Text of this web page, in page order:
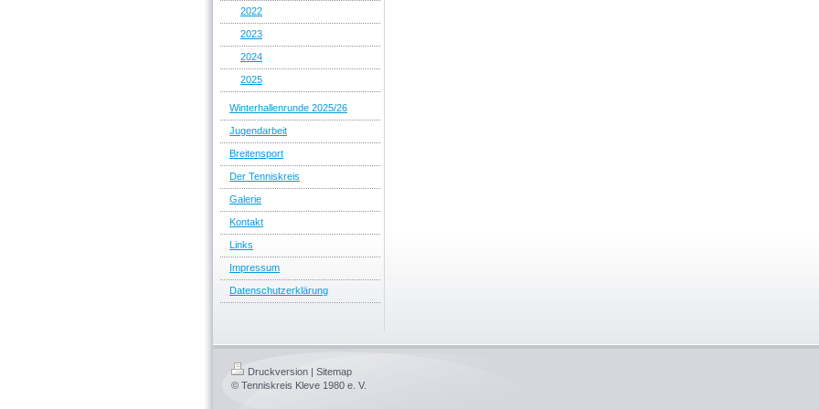
2022
2023
2024
2025
Winterhallenrunde 2025/26
Jugendarbeit
Breitensport
Der Tenniskreis
Galerie
Kontakt
Links
Impressum
Datenschutzerklärung
Druckversion | Sitemap
© Tenniskreis Kleve 1980 e. V.